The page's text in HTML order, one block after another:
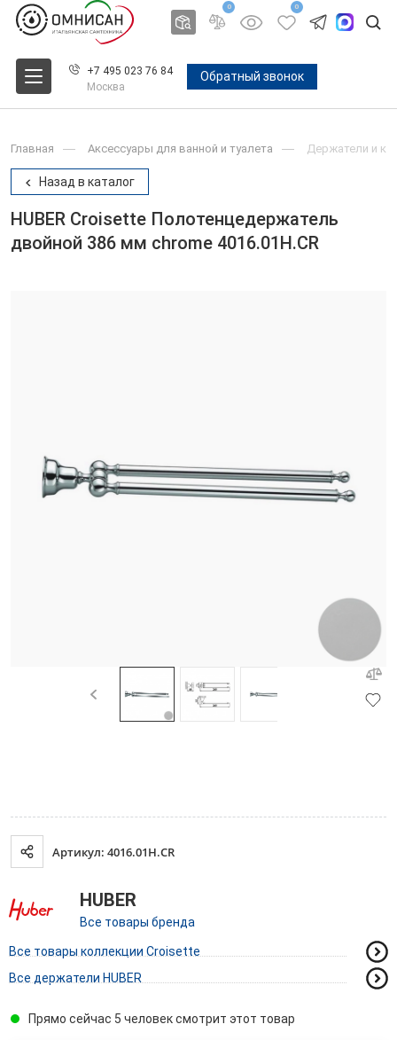
0 0
+7 495 023 76 84
Москва
Обратный звонок
Главная Аксессуары для ванной и туалета Держатели и
Назад в каталог
HUBER Croisette Полотенцедержатель
двойной 386 мм chrome 4016.01H.CR
Артикул: 4016.01H.CR
HUBER
Все товары бренда
Все товары коллекции Croisette
Все держатели HUBER
Прямо сейчас 5 человек смотрит этот товар